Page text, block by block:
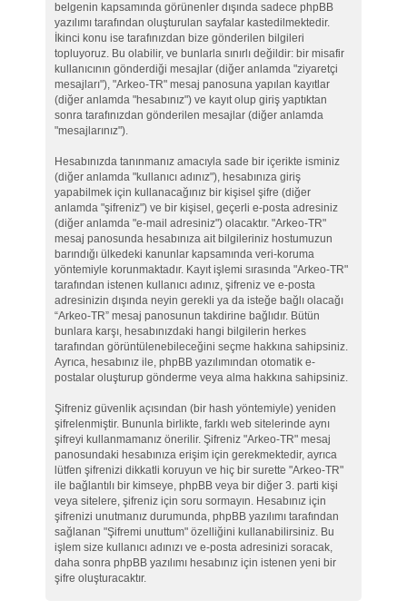
belgenin kapsamında görünenler dışında sadece phpBB
yazılımı tarafından oluşturulan sayfalar kastedilmektedir.
İkinci konu ise tarafınızdan bize gönderilen bilgileri
topluyoruz. Bu olabilir, ve bunlarla sınırlı değildir: bir misafir
kullanıcının gönderdiği mesajlar (diğer anlamda "ziyaretçi
mesajları"), "Arkeo-TR" mesaj panosuna yapılan kayıtlar
(diğer anlamda "hesabınız") ve kayıt olup giriş yaptıktan
sonra tarafınızdan gönderilen mesajlar (diğer anlamda
"mesajlarınız").
Hesabınızda tanınmanız amacıyla sade bir içerikte isminiz
(diğer anlamda "kullanıcı adınız"), hesabınıza giriş
yapabilmek için kullanacağınız bir kişisel şifre (diğer
anlamda "şifreniz") ve bir kişisel, geçerli e-posta adresiniz
(diğer anlamda "e-mail adresiniz") olacaktır. "Arkeo-TR"
mesaj panosunda hesabınıza ait bilgileriniz hostumuzun
barındığı ülkedeki kanunlar kapsamında veri-koruma
yöntemiyle korunmaktadır. Kayıt işlemi sırasında "Arkeo-TR"
tarafından istenen kullanıcı adınız, şifreniz ve e-posta
adresinizin dışında neyin gerekli ya da isteğe bağlı olacağı
“Arkeo-TR” mesaj panosunun takdirine bağlıdır. Bütün
bunlara karşı, hesabınızdaki hangi bilgilerin herkes
tarafından görüntülenebileceğini seçme hakkına sahipsiniz.
Ayrıca, hesabınız ile, phpBB yazılımından otomatik e-
postalar oluşturup gönderme veya alma hakkına sahipsiniz.
Şifreniz güvenlik açısından (bir hash yöntemiyle) yeniden
şifrelenmiştir. Bununla birlikte, farklı web sitelerinde aynı
şifreyi kullanmamanız önerilir. Şifreniz "Arkeo-TR" mesaj
panosundaki hesabınıza erişim için gerekmektedir, ayrıca
lütfen şifrenizi dikkatli koruyun ve hiç bir surette "Arkeo-TR"
ile bağlantılı bir kimseye, phpBB veya bir diğer 3. parti kişi
veya sitelere, şifreniz için soru sormayın. Hesabınız için
şifrenizi unutmanız durumunda, phpBB yazılımı tarafından
sağlanan "Şifremi unuttum" özelliğini kullanabilirsiniz. Bu
işlem size kullanıcı adınızı ve e-posta adresinizi soracak,
daha sonra phpBB yazılımı hesabınız için istenen yeni bir
şifre oluşturacaktır.